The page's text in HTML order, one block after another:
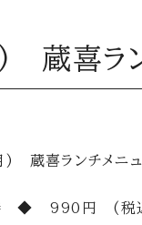
喜ラ
喜ランチメニュ
膳 ◆ 990円 (税